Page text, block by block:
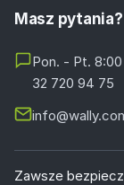
Masz pytania?
Pon. - Pt.
32 720 94 75
Zawsze